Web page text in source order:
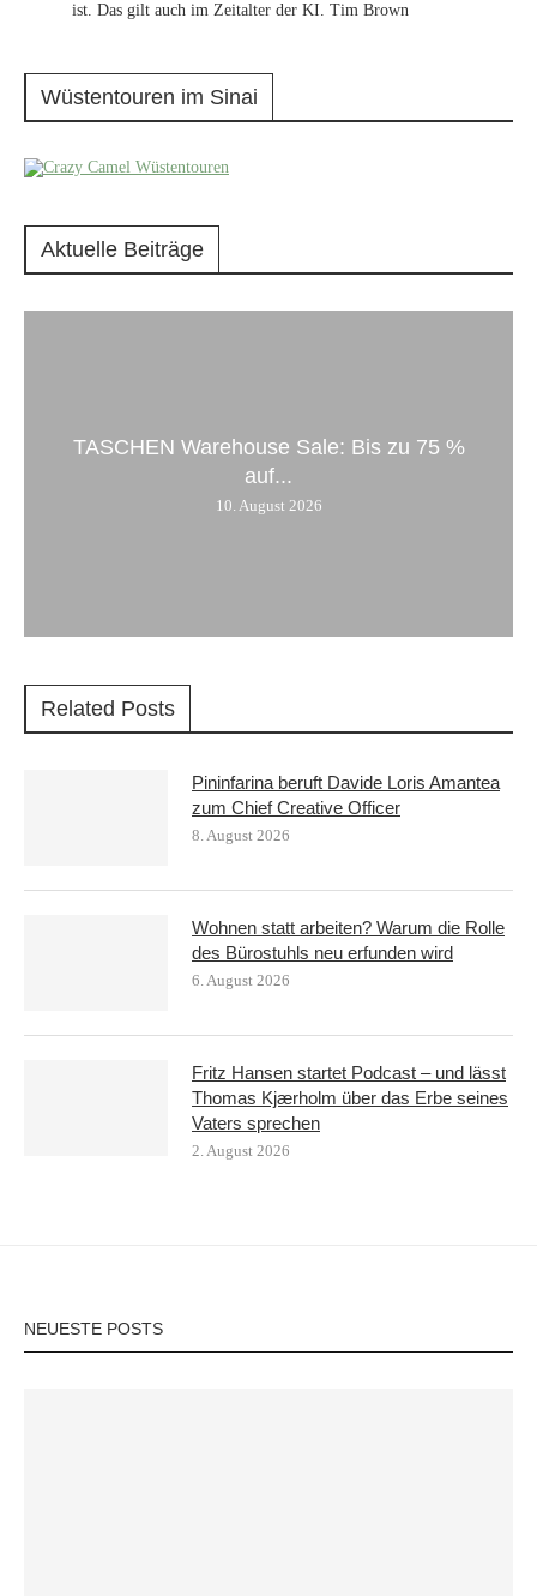
ist. Das gilt auch im Zeitalter der KI. Tim Brown
Wüstentouren im Sinai
Aktuelle Beiträge
TASCHEN Warehouse Sale: Bis zu 75 %
auf...
10. August 2026
Related Posts
Pininfarina beruft Davide Loris Amantea
zum Chief Creative Officer
8. August 2026
Wohnen statt arbeiten? Warum die Rolle
des Bürostuhls neu erfunden wird
6. August 2026
Fritz Hansen startet Podcast – und lässt
Thomas Kjærholm über das Erbe seines
Vaters sprechen
2. August 2026
NEUESTE POSTS